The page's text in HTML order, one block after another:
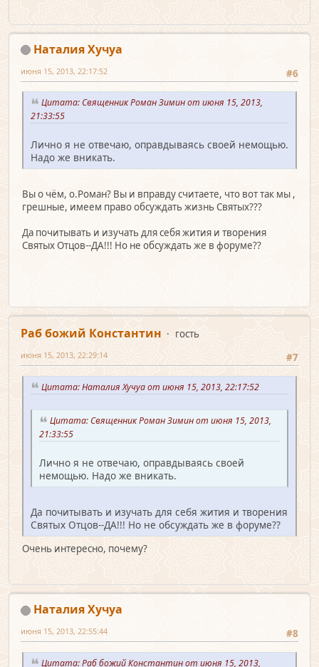
Наталия Хучуа
#6
июня 15, 2013, 22:17:52
Цитата: Священник Роман Зимин от июня 15, 2013,
21:33:55
Лично я не отвечаю, оправдываясь своей немощью.
Надо же вникать.
Вы о чём, о.Роман? Вы и вправду считаете, что вот так мы ,
грешные, имеем право обсуждать жизнь Святых???
Да почитывать и изучать для себя жития и творения
Святых Отцов--ДА!!! Но не обсуждать же в форуме??
Раб божий Константин
гость
#7
июня 15, 2013, 22:29:14
Цитата: Наталия Хучуа от июня 15, 2013, 22:17:52
Цитата: Священник Роман Зимин от июня 15, 2013,
21:33:55
Лично я не отвечаю, оправдываясь своей
немощью. Надо же вникать.
Да почитывать и изучать для себя жития и творения
Святых Отцов--ДА!!! Но не обсуждать же в форуме??
Очень интересно, почему?
Наталия Хучуа
#8
июня 15, 2013, 22:55:44
Цитата: Раб божий Константин от июня 15, 2013,